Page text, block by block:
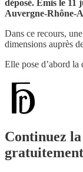
déposé. Émis le
Auvergne-Rhône-
Dans ce recours,
dimensions auprès
Elle pose d’abord
Continuez